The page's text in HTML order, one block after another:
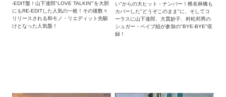
-EDIT盤！山下達郎"LOVE TALKIN'"を大胆
にもRE-EDITした人気の一枚！その後数々
リリースされる和モノ・リエディット先駆
けとなった人気盤！
い"からの大ヒット・ナンバー！椎名林檎も
カバーした"どうぞこのまま"に、そしてコ
ーラスに山下達郎、大貫妙子、村松邦男の
シュガー・ベイブ組が参加の"BYE-BYE"収
録！